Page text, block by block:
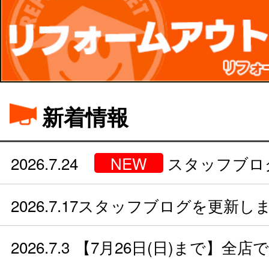
新着情報
2026.7.24 NEW
スタッフブロ
2026.7.17スタッフブログを更新し
2026.7.3
【7月26日(日)まで】全店